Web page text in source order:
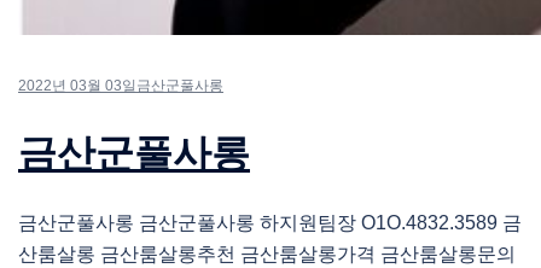
2022년 03월 03일 금산군풀사롱
금산군풀사롱
금산군풀사롱 금산군풀사롱 하지원팀장 O1O.4832.3589 금
산룸살롱 금산룸살롱추천 금산룸살롱가격 금산룸살롱문의